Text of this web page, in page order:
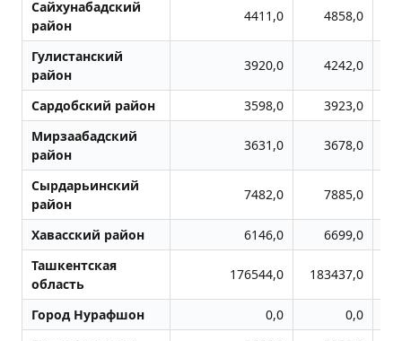
Сайхунабадский
район
4411,0 4858,0
Гулистанский
район
3920,0 4242,0
Сардобский район 3598,0
3923,0
Мирзаабадский
район
3631,0 3678,0
Сырдарьинский
район
7482,0 7885,0
Хавасский район 6146,0
6699,0
Ташкентская
область
176544,0 183437,0
Город Нурафшон 0,0
0,0